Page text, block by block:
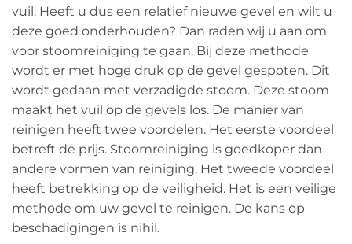
vuil. Heeft u dus een relatief nieuwe gevel en wilt u
deze goed onderhouden? Dan raden wij u aan om
voor stoomreiniging te gaan. Bij deze methode
wordt er met hoge druk op de gevel gespoten. Dit
wordt gedaan met verzadigde stoom. Deze stoom
maakt het vuil op de gevels los. De manier van
reinigen heeft twee voordelen. Het eerste voordeel
betreft de prijs. Stoomreiniging is goedkoper dan
andere vormen van reiniging. Het tweede voordeel
heeft betrekking op de veiligheid. Het is een veilige
methode om uw gevel te reinigen. De kans op
beschadigingen is nihil.